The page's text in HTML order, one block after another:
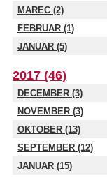
MAREC (2)
FEBRUAR (1)
JANUAR (5)
2017 (46)
DECEMBER (3)
NOVEMBER (3)
OKTOBER (13)
SEPTEMBER (12)
JANUAR (15)